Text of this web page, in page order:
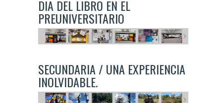
DIA DEL LIBRO EN EL
PREUNIVERSITARIO
SECUNDARIA / UNA EXPERIENCIA
INOLVIDABLE.